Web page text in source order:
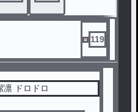
119
凛 ドロドロ